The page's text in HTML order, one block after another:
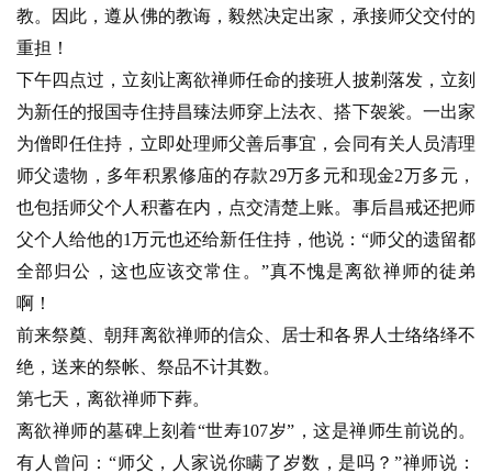
责
声
明
教。因此，遵从佛的教诲，毅然决定出家，承接师父交付的
重担！
下午四点过，立刻让离欲禅师任命的接班人披剃落发，立刻
为新任的报国寺住持昌臻法师穿上法衣、搭下袈裟。一出家
为僧即任住持，立即处理师父善后事宜，会同有关人员清理
师父遗物，多年积累修庙的存款29万多元和现金2万多元，
也包括师父个人积蓄在内，点交清楚上账。事后昌戒还把师
父个人给他的1万元也还给新任住持，他说：“师父的遗留都
全部归公，这也应该交常住。”真不愧是离欲禅师的徒弟
啊！
前来祭奠、朝拜离欲禅师的信众、居士和各界人士络络绎不
绝，送来的祭帐、祭品不计其数。
第七天，离欲禅师下葬。
离欲禅师的墓碑上刻着“世寿107岁”，这是禅师生前说的。
有人曾问：“师父，人家说你瞒了岁数，是吗？”禅师说：